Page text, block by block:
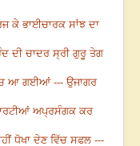
ਕੇ ਭਾਈਚਾਰਕ ਸਾਂਝ ਦਾ
ਦੀ ਚਾਦਰ ਸ੍ਰੀ ਗੁਰੂ ਤੇਗ
ਆ ਗਈਆਂ --- ਉਜਾਗਰ
ਅਪ੍ਰਸੰਗਕ ਕਰ
ਧੋਖਾ ਦੇਣ ਵਿੱਚ ਸਫਲ ---